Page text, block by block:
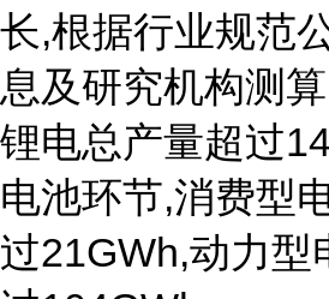
长,根据行业规范
息及研究机构测
锂电总产量超过
电池环节,消费型
过21GWh,动力型